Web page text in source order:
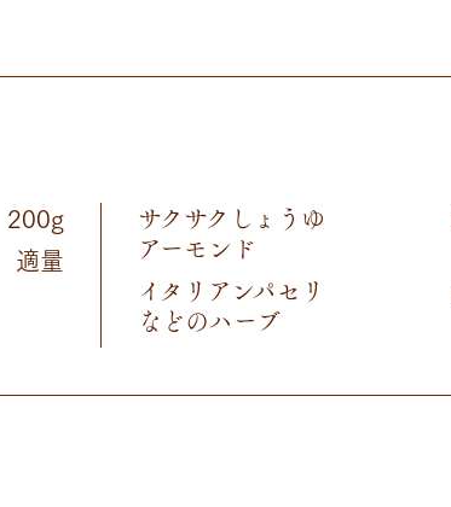
200g
適量
サクサクしょうゆ
アーモンド
イタリアンパセリ
などのハーブ